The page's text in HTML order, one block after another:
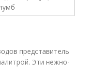
представитель
Эти нежно-